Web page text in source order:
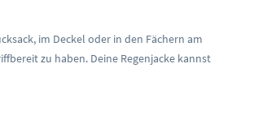
im Deckel oder in den Fächern am
zu haben. Deine Regenjacke kannst